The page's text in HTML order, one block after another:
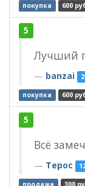
покупка 600
5
Лучший
banzai
покупка 600
5
Всё
Терос